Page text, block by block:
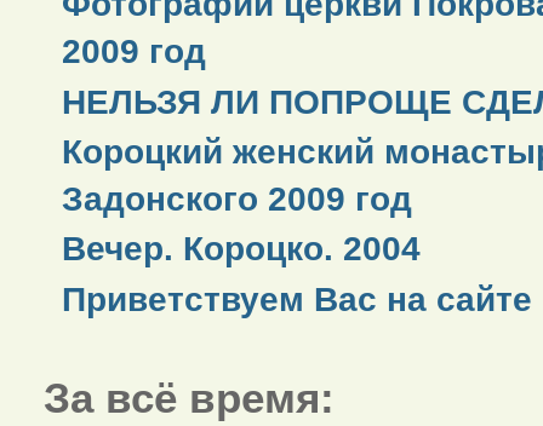
2009 год
НЕЛЬЗЯ ЛИ ПОПРОЩЕ
Короцкий женский
Задонского 2009 год
Вечер. Короцко. 2004
Приветствуем Вас на
За всё время: